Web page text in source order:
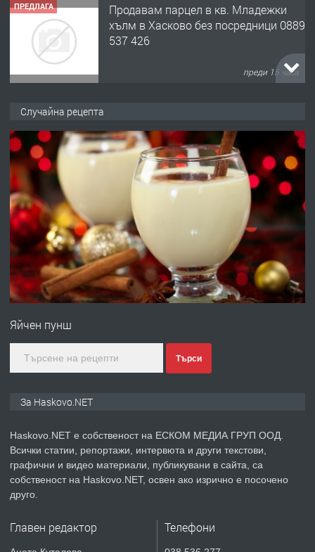
ПРЕДЛАГА
Продавам парцел в кв. Младежки
хълм в Хасково без посредници 0889
537 426
преди 15 часа
преди 15 часа
ПРЕДЛАГА Под НАЕМ двустаен Орфей
преди 3 дни
ПРЕДЛАГА
Нов апартамент на ул. Липа до
преди 4 дни
ПРЕДЛАГА
НАПЪЛНО ОБЗАВЕДЕН И
Случайна рецепта
Яйчен пунш
Търси
За Haskovo.NET
Haskovo.NET е собственост на ЕСКОМ МЕДИА ГРУП ООД.
Всички статии, репортажи, интервюта и други текстови,
графични и видео материали, публикувани в сайта, са
собственост на Haskovo.NET, освен ако изрично е посочено
друго.
Главен редактор Телефони